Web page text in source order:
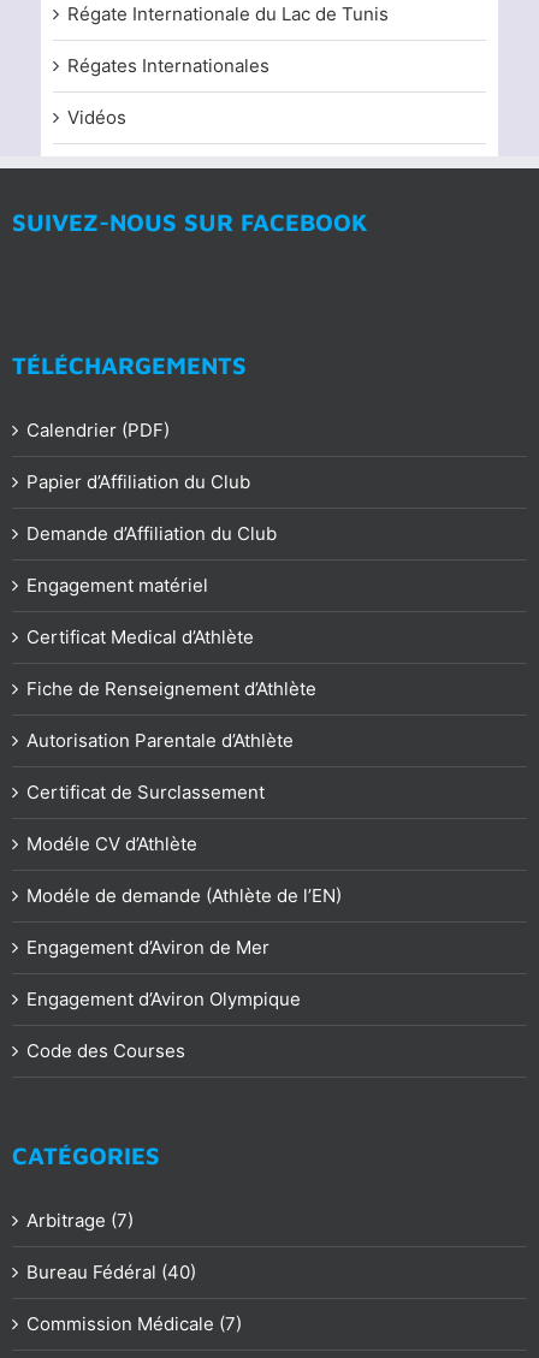
Régate Internationale du Lac de Tunis
Régates Internationales
Vidéos
SUIVEZ-NOUS SUR FACEBOOK
TÉLÉCHARGEMENTS
Calendrier (PDF)
Papier d’Affiliation du Club
Demande d’Affiliation du Club
Engagement matériel
Certificat Medical d’Athlète
Fiche de Renseignement d’Athlète
Autorisation Parentale d’Athlète
Certificat de Surclassement
Modéle CV d’Athlète
Modéle de demande (Athlète de l’EN)
Engagement d’Aviron de Mer
Engagement d’Aviron Olympique
Code des Courses
CATÉGORIES
Arbitrage (7)
Bureau Fédéral (40)
Commission Médicale (7)